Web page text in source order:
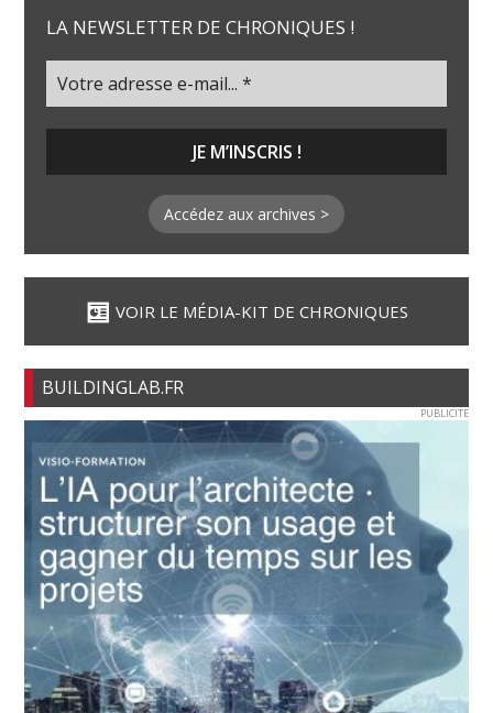
LA NEWSLETTER DE CHRONIQUES !
Accédez aux archives >
VOIR LE MÉDIA-KIT DE CHRONIQUES
BUILDINGLAB.FR
PUBLICITE